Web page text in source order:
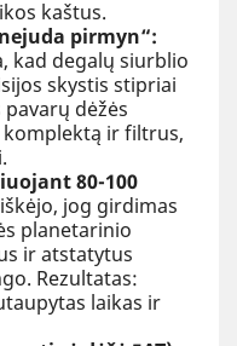
kaštus.
pirmyn“:
kad degalų siurblio
skystis stipriai
dėžės
ir filtrus,
80-100
jog girdimas
planetarinio
ir atstatytus
Rezultatas:
laikas ir